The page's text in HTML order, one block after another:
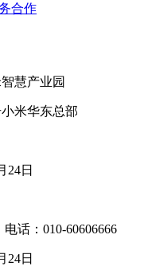
合作
慧产业园
米华东总部
24日
话：010-60606666
24日